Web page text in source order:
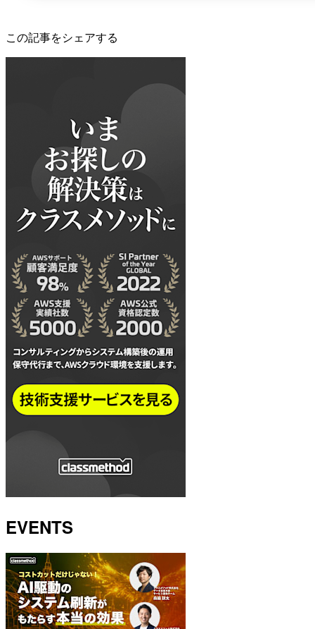
この記事をシェアする
EVENTS